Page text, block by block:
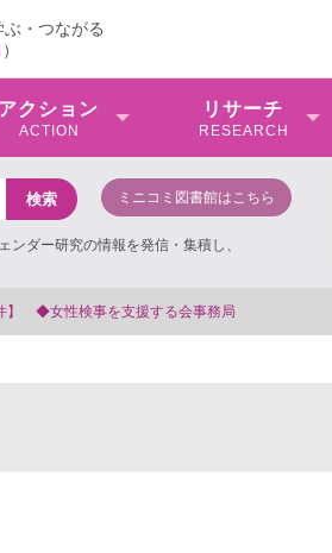
・つながる
）
アクション
ACTION
リサーチ
RESEARCH
ミニコミ図書館はこちら
ダー研究の情報を発信・集積し、
局